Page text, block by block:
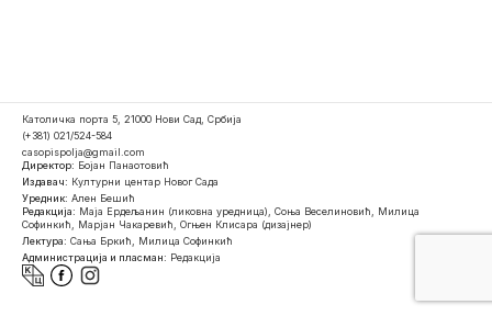
Католичка порта 5, 21000 Нови Сад, Србија
(+381) 021/524-584
casopispolja@gmail.com
Директор: Бојан Панаотовић
Издавач: Културни центар Новог Сада
Уредник: Ален Бешић
Редакција: Маја Ердељанин (ликовна уредница), Соња Веселиновић, Милица
Софинкић, Марјан Чакаревић, Огњен Клисара (дизајнер)
Лектура: Сања Бркић, Милица Софинкић
Администрација и пласман: Редакција